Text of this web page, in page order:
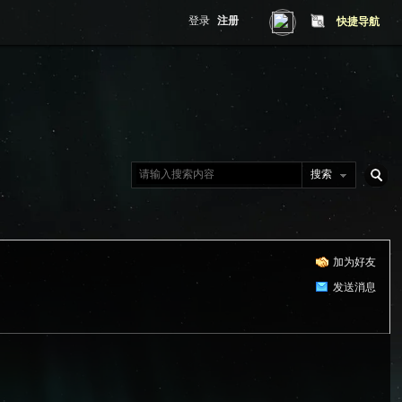
快捷导航
登录 注册
搜索
加为好友
发送消息